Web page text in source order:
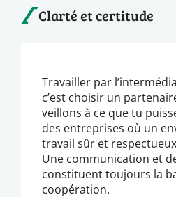
Clarté et certitude
Travailler par
c’est choisir un
veillons à ce que tu
des entreprises où un
travail sûr et
Une communication et
constituent toujours la
coopération.